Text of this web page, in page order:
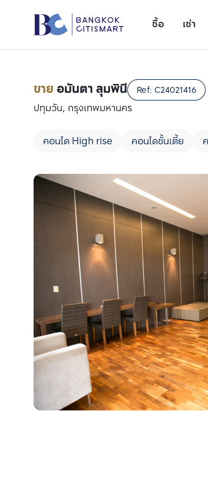
ซื้อ เช่า
ขายอมันตา ลุมพินี Ref: C24021416
ปทุมวัน, กรุงเทพมหานคร
คอนโด High rise คอนโดชั้นเตี้ย
เพิ่มยูนิตเปรียบเทียบ
รายการที่ 1